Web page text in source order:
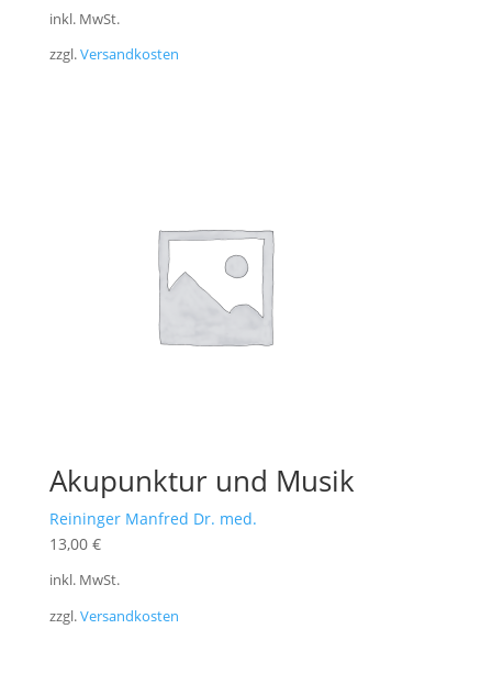
inkl. MwSt.
zzgl.Versandkosten
Akupunktur und Musik
Reininger Manfred Dr. med.
13,00 €
inkl. MwSt.
zzgl.Versandkosten